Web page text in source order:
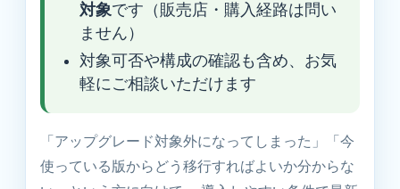
対象です（販売店・購入経路は問い
ません）
対象可否や構成の確認も含め、お気
軽にご相談いただけます
「アップグレード対象外になってしまった」「今
使っている版からどう移行すればよいか分からな